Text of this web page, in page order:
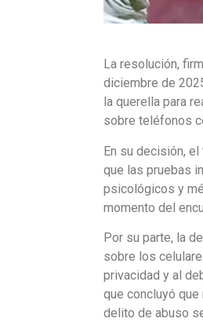
La resolución,
diciembre de
la querella para
sobre teléfonos
En su decisión,
que las pruebas
psicológicos y
momento del
Por su parte, la
sobre los
privacidad y al
que concluyó
delito de abuso